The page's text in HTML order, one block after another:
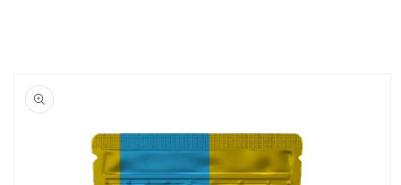
product
information